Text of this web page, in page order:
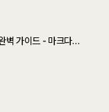
Mermaid 다이어그램 완벽 가이드 - 마크다운으로 그리는 다이어그램